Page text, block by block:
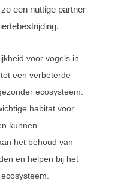
een nuttige partner
voor vogels in
een verbeterde
ecosysteem.
habitat voor
kunnen
het behoud van
en helpen bij het